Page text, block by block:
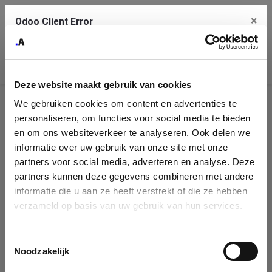
Deze website maakt gebruik van cookies
We gebruiken cookies om content en advertenties te
personaliseren, om functies voor social media te bieden
en om ons websiteverkeer te analyseren. Ook delen we
informatie over uw gebruik van onze site met onze
partners voor social media, adverteren en analyse. Deze
partners kunnen deze gegevens combineren met andere
informatie die u aan ze heeft verstrekt of die ze hebben
verzameld op basis van uw gebruik van hun services.
Noodzakelijk
Company
Identification
Please fill in your company details
You can search a company in our database by name, VAT or
enterprise ID. When a company is selected it will auto-complete the
form. If you don't find your company in our database, you can create
Odoo Client Error ×
service.
See details
Ok